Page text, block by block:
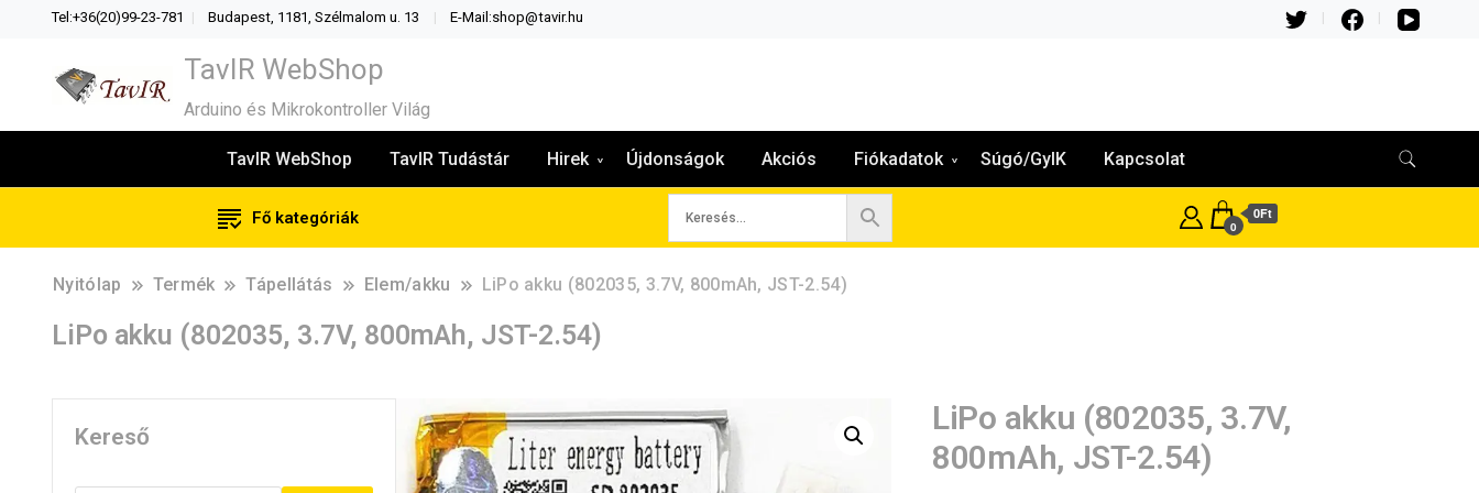
Tel:+36(20)99-23-781 Budapest, 1181, Szélmalom u. 13 E-Mail:shop@tavir.hu
TavIR WebShop
Arduino és Mikrokontroller Világ
TavIR WebShop TavIR Tudástár Hirek Újdonságok Akciós Fiókadatok Súgó/GyIK Kapcsolat
Fő kategóriák 0
0Ft
Nyitólap Termék Tápellátás Elem/akku LiPo akku (802035, 3.7V, 800mAh, JST-2.54)
LiPo akku (802035, 3.7V, 800mAh, JST-2.54)
LiPo akku (802035, 3.7V,
800mAh, JST-2.54)
Kereső